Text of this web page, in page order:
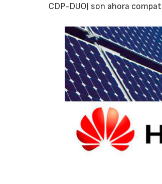
CDP-DUO) son ahora